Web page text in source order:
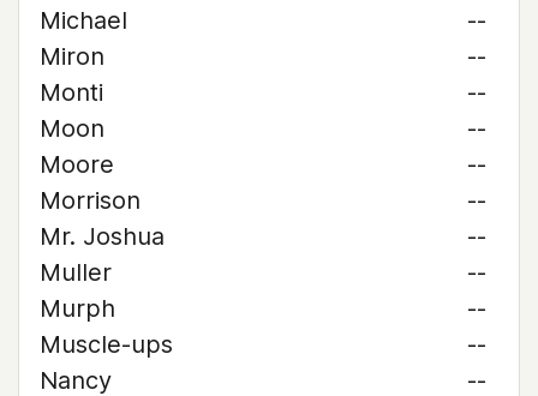
Michael
--
Miron
--
Monti
--
Moon
--
Moore
--
Morrison
--
Mr. Joshua
--
Muller
--
Murph
--
Muscle-ups
--
Nancy
--